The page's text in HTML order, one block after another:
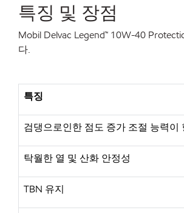
특징 및 장점
Mobil Delvac Legend™ 10W-40
다.
특징
검댕으로인한 점도 증가 조절 능력이
탁월한 열 및 산화 안정성
TBN 유지